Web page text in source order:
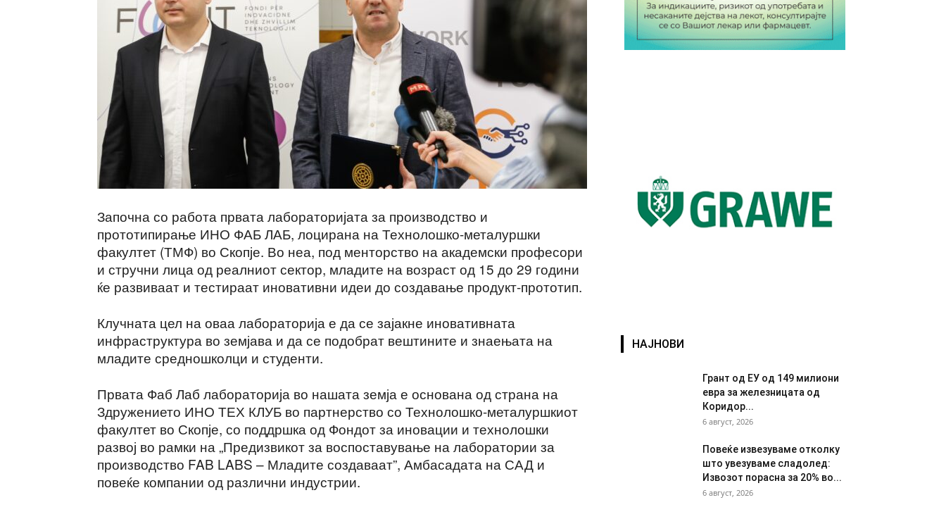
Започна со работа првата лабораторијата за производство и
прототипирање ИНО ФАБ ЛАБ, лоцирана на Технолошко-металуршки
факултет (ТМФ) во Скопје. Во неа, под менторство на академски професори
и стручни лица од реалниот сектор, младите на возраст од 15 до 29 години
ќе развиваат и тестираат иновативни идеи до создавање продукт-прототип.
Клучната цел на оваа лабораторија е да се зајакне иновативната
инфраструктура во земјава и да се подобрат вештините и знаењата на
младите средношколци и студенти.
Првата Фаб Лаб лабораторија во нашата земја е основана од страна на
Здружението ИНО ТЕХ КЛУБ во партнерство со Технолошко-металуршкиот
факултет во Скопје, со поддршка од Фондот за иновации и технолошки
развој во рамки на „Предизвикот за воспоставување на лаборатории за
производство FAB LABS – Младите создаваат”, Амбасадата на САД и
повеќе компании од различни индустрии.
НАЈНОВИ
Грант од ЕУ од 149 милиони
евра за железницата од
Коридор...
6 август, 2026
Повеќе извезуваме отколку
што увезуваме сладолед:
Извозот порасна за 20% во...
6 август, 2026